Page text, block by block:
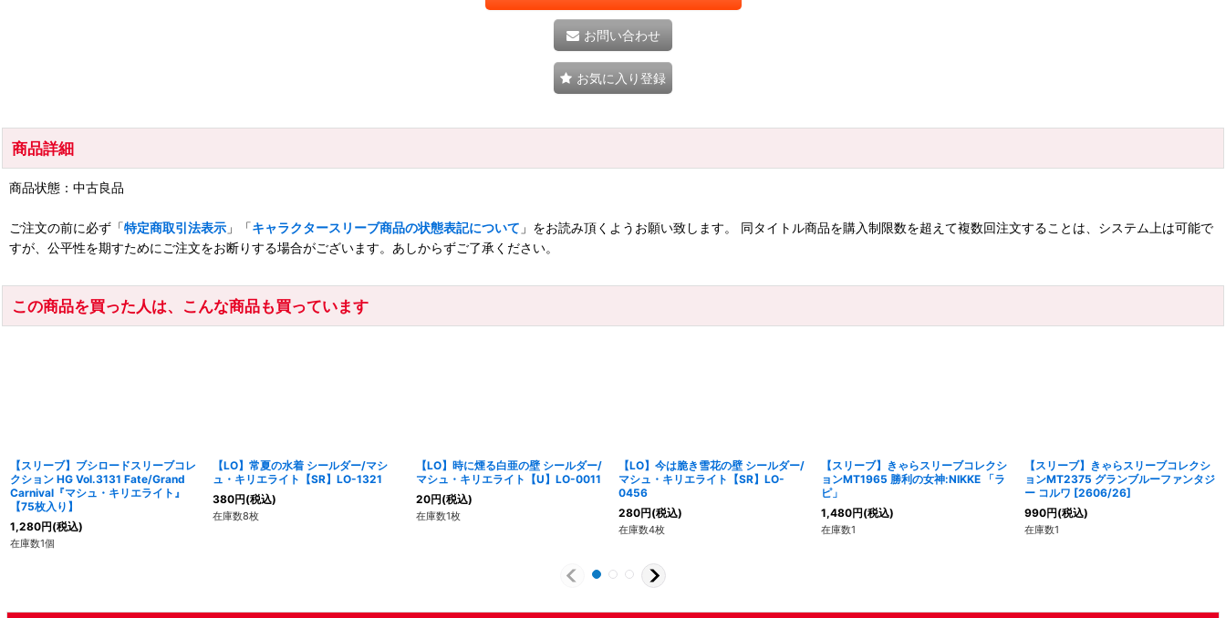
お問い合わせ
お気に入り登録
商品詳細
商品状態：中古良品
ご注文の前に必ず「特定商取引法表示 」「キャラクタースリーブ商品の状態表記について 」をお読み頂くようお願い致します。 同タイトル商品を購入制限数を超えて複数回注文することは、システム上は可能で
すが、公平性を期すためにご注文をお断りする場合がございます。あしからずご了承ください。
この商品を買った人は、こんな商品も買っています
【スリーブ】ブシロードスリーブコレ
クション HG Vol.3131 Fate/Grand
Carnival『マシュ・キリエライト』
【75枚入り】
1,280円(税込)
在庫数1個
【LO】常夏の水着 シールダー/マシ
ュ・キリエライト【SR】LO-1321
380円(税込)
在庫数8枚
【LO】時に煙る白亜の壁 シールダー/
マシュ・キリエライト【U】LO-0011
20円(税込)
在庫数1枚
【LO】今は脆き雪花の壁 シールダー/
マシュ・キリエライト【SR】LO-
0456
280円(税込)
在庫数4枚
【スリーブ】きゃらスリーブコレクシ
ョンMT1965 勝利の女神:NIKKE 「ラ
ピ」
1,480円(税込)
在庫数1
【スリーブ】きゃらスリーブコレクシ
ョンMT2375 グランブルーファンタジ
ー コルワ [2606/26]
990円(税込)
在庫数1